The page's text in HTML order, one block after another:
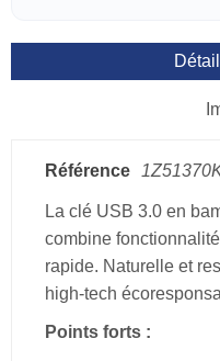
Référence
La clé USB 3.0 en
combine
rapide. Naturelle et
high-tech
Points forts :